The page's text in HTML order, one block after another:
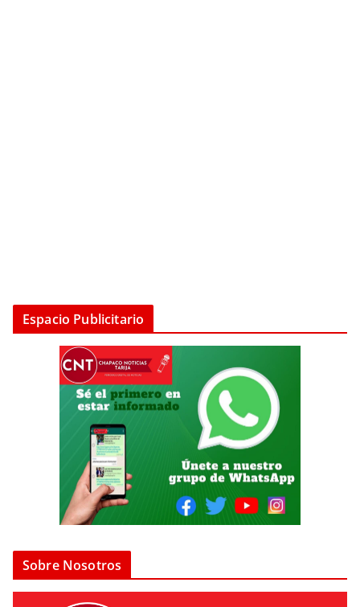
Espacio Publicitario
Sobre Nosotros